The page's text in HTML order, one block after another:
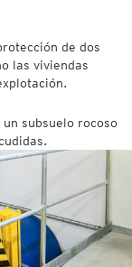
de dos
las viviendas
subsuelo rocoso